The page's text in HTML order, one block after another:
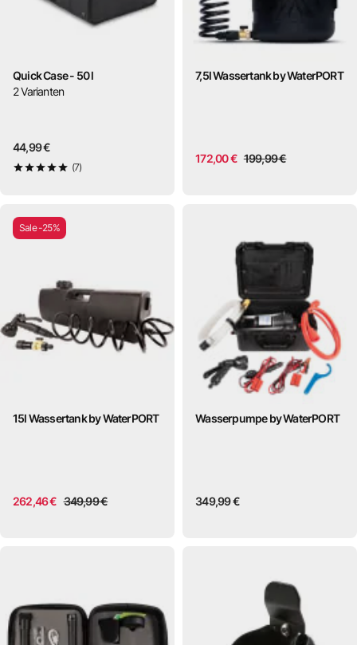
Quick Case - 50 l
2Varianten
44,99 €
5 von 5
(7)
7,5l Wassertank by WaterPORT
172,00 € 199,99 €
Sale -25%
15l Wassertank by WaterPORT
262,46 € 349,99 €
Wasserpumpe by WaterPORT
349,99 €